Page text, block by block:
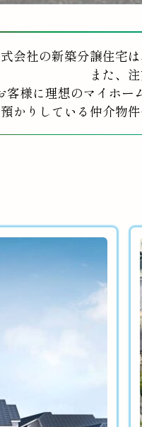
会社の新築分譲住宅
また、
客様に理想のマイホー
かりしている仲介物